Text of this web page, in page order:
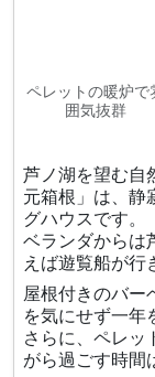
ペレットの暖炉で
囲気抜群
芦ノ湖を望む自
元箱根」は、静
グハウスです。
ベランダからは
えば遊覧船が行
屋根付きのバー
を気にせず一年
さらに、ペレッ
がら過ごす時間